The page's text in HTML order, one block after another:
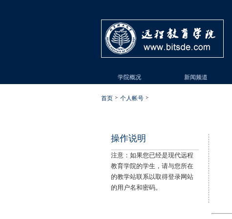
学院概况
新闻频道
首页 个人帐号
操作说明
注意：如果您已经是现代远程
教育学院的学生，请与您所在
的教学站联系以取得登录网站
的用户名和密码。